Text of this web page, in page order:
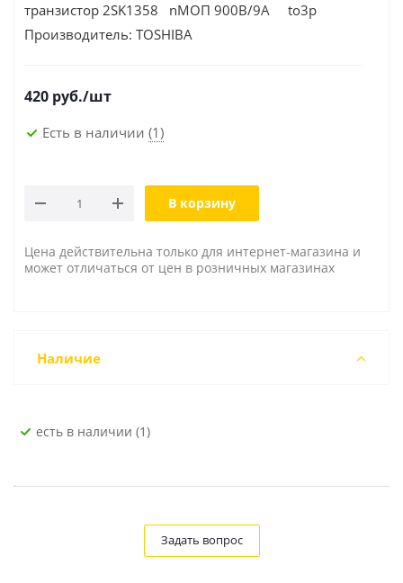
транзистор 2SK1358 nМОП 900В/9А to3p
Производитель: TOSHIBA
420 руб./шт
Есть в наличии (1)
В корзину
Цена действительна только для интернет-магазина и
может отличаться от цен в розничных магазинах
Наличие
Есть в наличии (1)
Задать вопрос